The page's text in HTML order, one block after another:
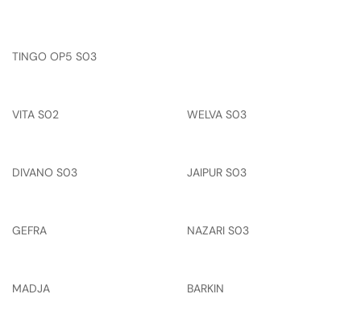
TINGO OP5 S03
VITA S02 WELVA S03
DIVANO S03 JAIPUR S03
GEFRA NAZARI S03
MADJA BARKIN